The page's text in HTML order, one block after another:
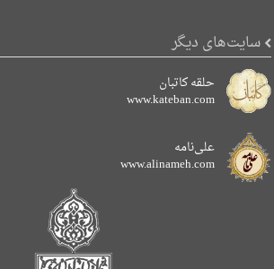
سایت‌های دیگر
حلقه کاتبان
www.kateban.com
علی‌نامه
www.alinameh.com